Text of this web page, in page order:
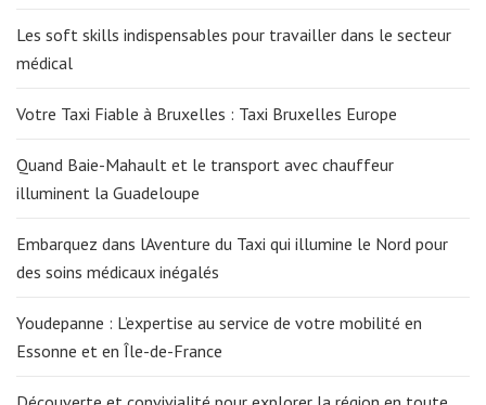
Les soft skills indispensables pour travailler dans le secteur
médical
Votre Taxi Fiable à Bruxelles : Taxi Bruxelles Europe
Quand Baie-Mahault et le transport avec chauffeur
illuminent la Guadeloupe
Embarquez dans lAventure du Taxi qui illumine le Nord pour
des soins médicaux inégalés
Youdepanne : L’expertise au service de votre mobilité en
Essonne et en Île-de-France